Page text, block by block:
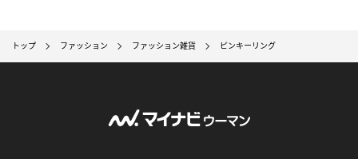
トップ ファッション ファッション雑貨 ピンキーリング